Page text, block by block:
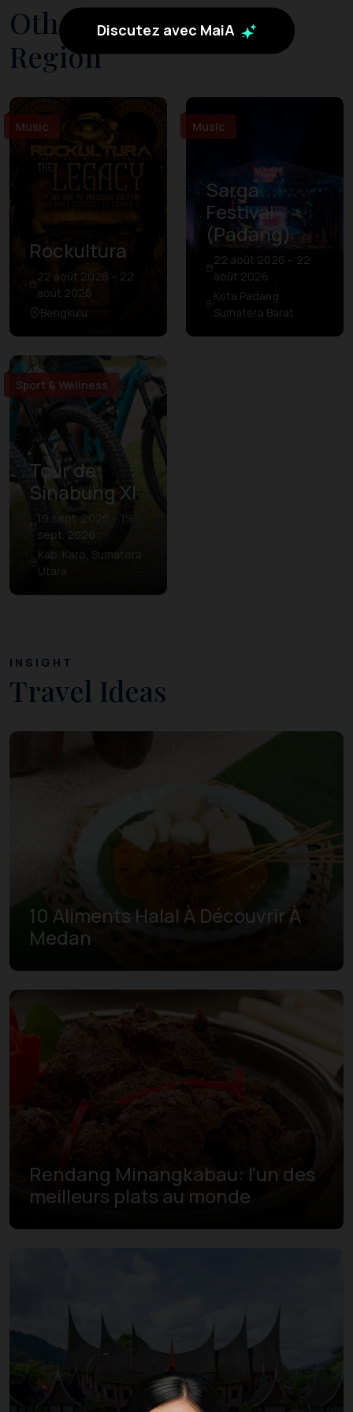
Discutez avec MaiA
Other Events in The
Region
Music
Rockultura
22 août 2026 – 22
août 2026
Bengkulu
Music
Sarga
Festival
(Padang)
22 août 2026 – 22
août 2026
Kota Padang,
Sumatera Barat
Sport & Wellness
Tour de
Sinabung XI
19 sept. 2026 – 19
sept. 2026
Kab. Karo, Sumatera
Utara
INSIGHT
Travel Ideas
10 Aliments Halal À Découvrir À
Medan
Rendang Minangkabau: l'un des
meilleurs plats au monde